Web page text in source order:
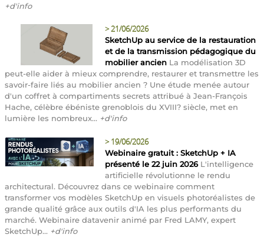
+d'info
>21/06/2026
SketchUp au service de la restauration
et de la transmission pédagogique du
mobilier ancien La modélisation 3D
peut-elle aider à mieux comprendre, restaurer et transmettre les
savoir-faire liés au mobilier ancien ? Une étude menée autour
d'un coffret à compartiments secrets attribué à Jean-François
Hache, célèbre ébéniste grenoblois du XVIII? siècle, met en
lumière les nombreux... +d'info
> 19/06/2026
Webinaire gratuit : SketchUp + IA
présenté le 22 juin 2026L'intelligence
artificielle révolutionne le rendu
architectural. Découvrez dans ce webinaire comment
transformer vos modèles SketchUp en visuels photoréalistes de
grande qualité grâce aux outils d'IA les plus performants du
marché. Webinaire datavenir animé par Fred LAMY, expert
SketchUp... +d'info